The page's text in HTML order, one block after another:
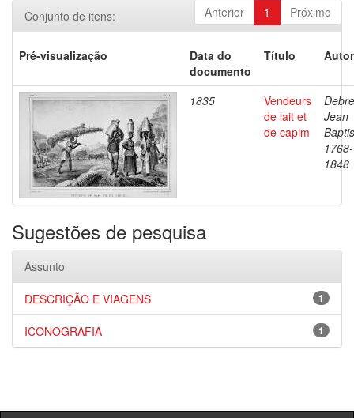
Anterior 1 Próximo
Conjunto de itens:
Pré-visualização
Data do
documento
Título
1835
Vendeurs
de lait et
de capim
Jean
1768-
1848
Sugestões de pesquisa
Assunto
1
DESCRIÇÃO E VIAGENS
1
ICONOGRAFIA